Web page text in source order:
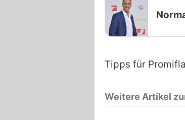
Tipps für
Weitere Artikel